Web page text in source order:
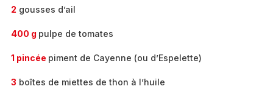
2 gousses d’ail
400 g pulpe de tomates
1 pincée piment de Cayenne (ou d’Espelette)
3 boîtes de miettes de thon à l’huile